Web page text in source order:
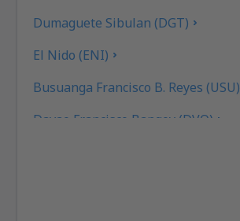
Dumaguete Sibulan (DGT)
El Nido (ENI)
Busuanga Francisco B. Reyes (USU)
Davao Francisco Bangoy (DVO)